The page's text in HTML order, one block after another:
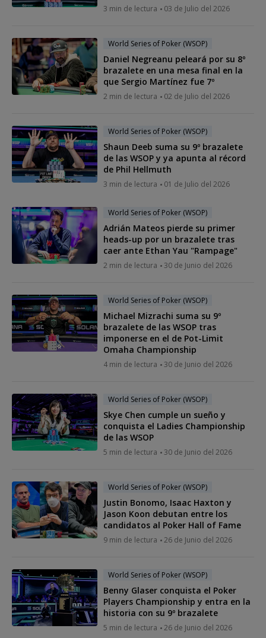
3 min de lectura 03 de Julio del 2026
World Series of Poker (WSOP)
Daniel Negreanu peleará por su 8º
brazalete en una mesa final en la
que Sergio Martínez fue 7º
2 min de lectura 02 de Julio del 2026
World Series of Poker (WSOP)
Shaun Deeb suma su 9º brazalete
de las WSOP y ya apunta al récord
de Phil Hellmuth
3 min de lectura 01 de Julio del 2026
World Series of Poker (WSOP)
Adrián Mateos pierde su primer
heads-up por un brazalete tras
caer ante Ethan Yau "Rampage"
2 min de lectura 30 de Junio del 2026
World Series of Poker (WSOP)
Michael Mizrachi suma su 9º
brazalete de las WSOP tras
imponerse en el de Pot-Limit
Omaha Championship
4 min de lectura 30 de Junio del 2026
World Series of Poker (WSOP)
Skye Chen cumple un sueño y
conquista el Ladies Championship
de las WSOP
5 min de lectura 30 de Junio del 2026
World Series of Poker (WSOP)
Justin Bonomo, Isaac Haxton y
Jason Koon debutan entre los
candidatos al Poker Hall of Fame
9 min de lectura 26 de Junio del 2026
World Series of Poker (WSOP)
Benny Glaser conquista el Poker
Players Championship y entra en la
historia con su 9º brazalete
5 min de lectura 26 de Junio del 2026